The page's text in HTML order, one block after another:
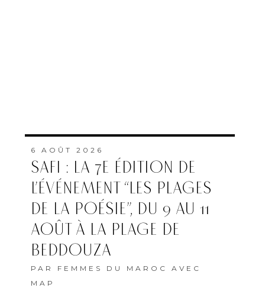
6 AOÛT 2026
SAFI : LA 7E ÉDITION DE
L’ÉVÉNEMENT “LES PLAGES
DE LA POÉSIE”, DU 9 AU 11
AOÛT À LA PLAGE DE
BEDDOUZA
PAR FEMMES DU MAROC AVEC
MAP